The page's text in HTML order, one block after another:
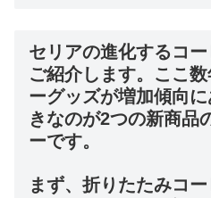
セリアの進化するコ
ご紹介します。ここ
ーグッズが増加傾向
きなのが2つの新商品
ーです。
まず、折りたたみコ